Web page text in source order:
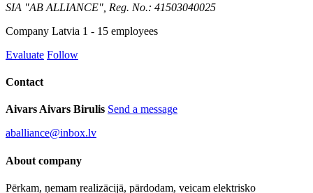
SIA "AB ALLIANCE", Reg. No.: 41503040025
Company Latvia 1 - 15 employees
Evaluate Follow
Contact
Aivars Aivars Birulis Send a message
aballiance@inbox.lv
About company
Pērkam, ņemam realizācijā, pārdodam, veicam elektrisko